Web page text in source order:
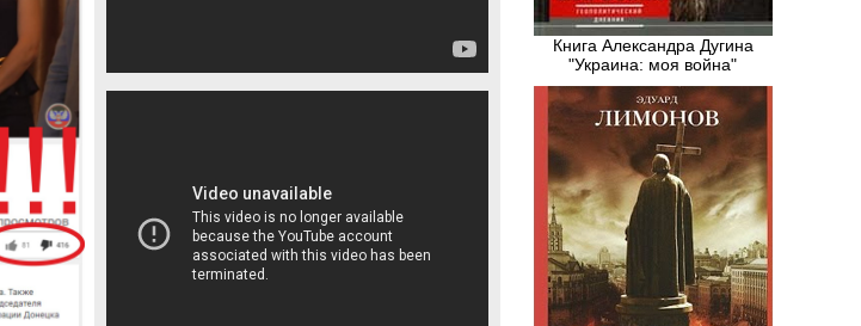
Книга Александра Дугина
"Украина: моя война"